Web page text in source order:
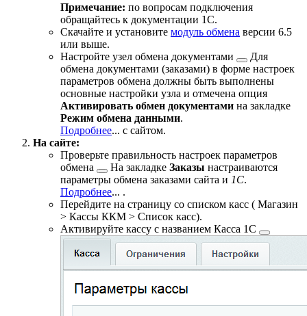
Примечание: по вопросам подключения
обращайтесь к документации 1С.
Скачайте и установите модуль обмена версии 6.5
или выше.
Настройте узел обмена документами
Для
обмена документами (заказами) в форме настроек
параметров обмена должны быть выполнены
основные настройки узла и отмечена опция
Активировать обмен документами на закладке
Режим обмена данными.
Подробнее... с сайтом.
На сайте:
Проверьте правильность настроек параметров
обмена
На закладке Заказы настраиваются
параметры обмена заказами сайта и 1С.
Подробнее... .
Перейдите на страницу со списком касс ( Магазин
> Кассы ККМ > Список касс).
Активируйте кассу с названием Касса 1С